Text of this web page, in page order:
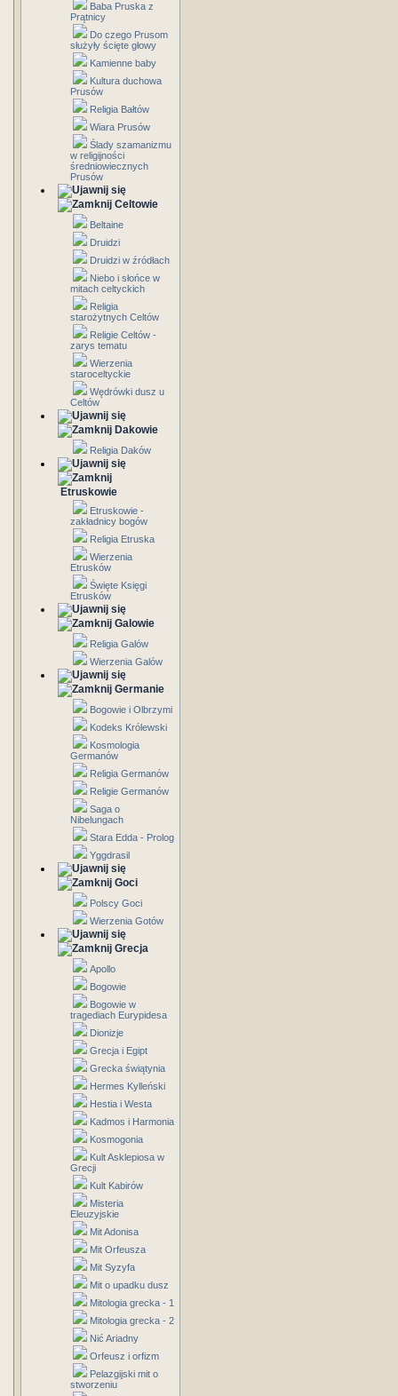
Baba Pruska z
Prątnicy
Do czego Prusom
służyły ścięte głowy
Kamienne baby
Kultura duchowa
Prusów
Religia Bałtów
Wiara Prusów
Ślady szamanizmu
w religijności
średniowiecznych
Prusów
Celtowie
Beltaine
Druidzi
Druidzi w źródłach
Niebo i słońce w
mitach celtyckich
Religia
starożytnych Celtów
Religie Celtów -
zarys tematu
Wierzenia
staroceltyckie
Wędrówki dusz u
Celtów
Dakowie
Religia Daków
Etruskowie
Etruskowie -
zakładnicy bogów
Religia Etruska
Wierzenia
Etrusków
Święte Księgi
Etrusków
Galowie
Religia Galów
Wierzenia Galów
Germanie
Bogowie i Olbrzymi
Kodeks Królewski
Kosmologia
Germanów
Religia Germanów
Religie Germanów
Saga o
Nibelungach
Stara Edda - Prolog
Yggdrasil
Goci
Polscy Goci
Wierzenia Gotów
Grecja
Apollo
Bogowie
Bogowie w
tragediach Eurypidesa
Dionizje
Grecja i Egipt
Grecka świątynia
Hermes Kylleński
Hestia i Westa
Kadmos i Harmonia
Kosmogonia
Kult Asklepiosa w
Grecji
Kult Kabirów
Misteria
Eleuzyjskie
Mit Adonisa
Mit Orfeusza
Mit Syzyfa
Mit o upadku dusz
Mitologia grecka - 1
Mitologia grecka - 2
Nić Ariadny
Orfeusz i orfizm
Pelazgijski mit o
stworzeniu